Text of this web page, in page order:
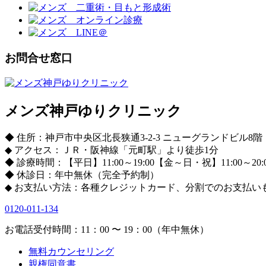
お問合せ窓口
メンズ神戸ゆりクリニック
◆ 住所：神戸市中央区北長狭通3-2-3 ニューグランドビル8階
◆ アクセス：ＪＲ・阪神線「元町駅」より徒歩1分
◆ 診療時間：【平日】11:00～19:00【金～日・祝】11:00～
◆ 休診日：年中無休（完全予約制）
◆ お支払い方法：各種クレジットカード、分割でのお支払い
0120-011-134
お電話受付時間：11：00 〜 19：00（年中無休）
無料カウンセリング